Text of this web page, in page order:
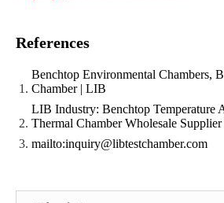
References
Benchtop Environmental Chambers,
Chamber | LIB
LIB Industry: Benchtop Temperature
Thermal Chamber Wholesale Supplier
mailto:inquiry@libtestchamber.com